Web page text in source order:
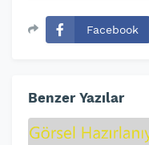
Facebook
Benzer Yazılar